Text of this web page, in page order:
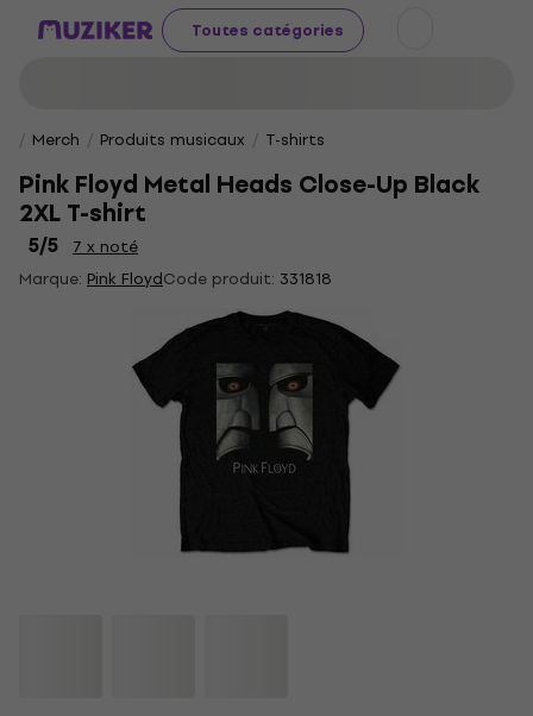
Toutes catégories
Merch Produits musicaux T-shirts
Pink Floyd Metal Heads Close-Up Black
2XL T-shirt
5/5
7 x noté
Marque: Pink FloydCode produit: 331818